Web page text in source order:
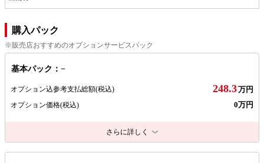
購入パック
※販売店おすすめのオプションサービスパック
基本パック：−
オプション込参考支払総額(税込) 248.3万円
オプション価格(税込) 0万円
さらに詳しく